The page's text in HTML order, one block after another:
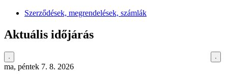
Szerződések, megrendelések, számlák
Aktuális időjárás
ma, péntek 7. 8. 2026